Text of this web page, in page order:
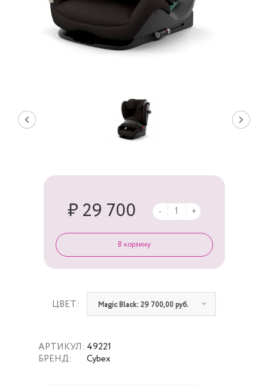
АРТИКУЛ:
БРЕНД:
49221
Cybex
ЦВЕТ: Magic Black: 29 700,00 руб.
₽ 29 700 - +